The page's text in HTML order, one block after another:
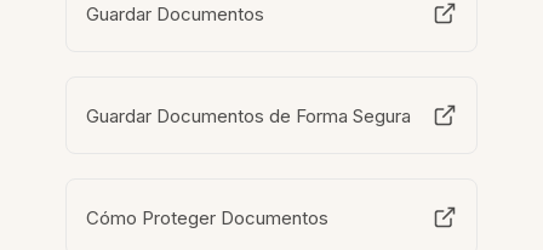
Guardar Documentos
Guardar Documentos de Forma Segura
Cómo Proteger Documentos